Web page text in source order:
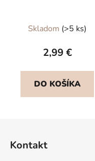
Skladom (>5 ks)
2,99 €
DO KOŠÍKA
Kontakt